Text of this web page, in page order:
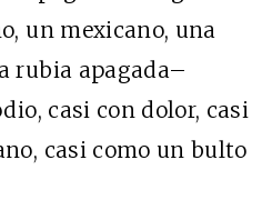
un mexicano, una
rubia apagada–
casi con dolor, casi
casi como un bulto